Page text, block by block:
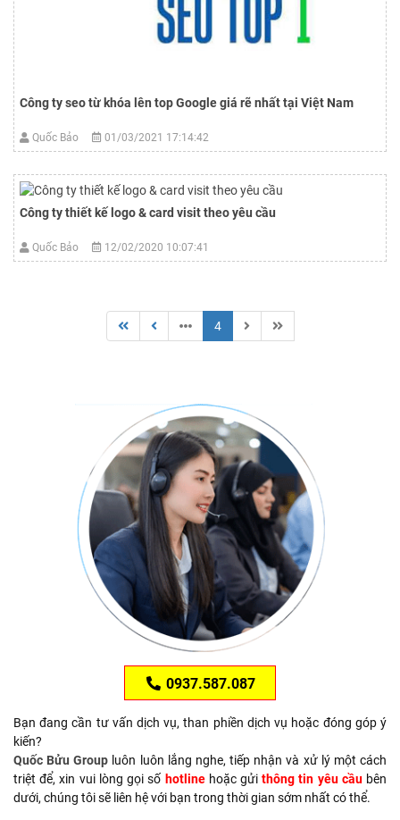
Công ty seo từ khóa lên top Google giá rẽ nhất tại Việt Nam
Quốc Bảo 01/03/2021 17:14:42
Công ty thiết kế logo & card visit theo yêu cầu
Quốc Bảo 12/02/2020 10:07:41
4
0937.587.087
Bạn đang cần tư vấn dịch vụ, than phiền dịch vụ hoặc đóng góp ý
kiến?
Quốc Bửu Group luôn luôn lắng nghe, tiếp nhận và xử lý một cách
triệt để, xin vui lòng gọi số hotlinehoặc gửithông tin yêu cầubên
dưới, chúng tôi sẽ liên hệ với bạn trong thời gian sớm nhất có thể.